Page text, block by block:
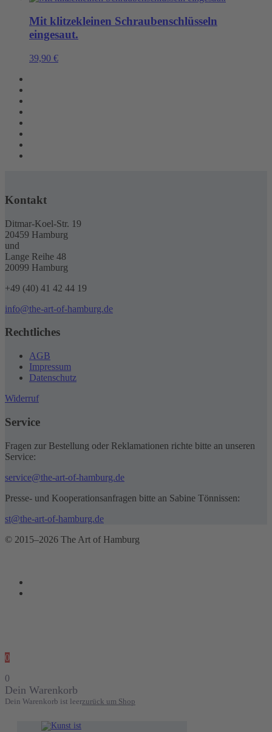
Mit klitzekleinen Schraubenschlüsseln
eingesaut.
39,90 €
Kontakt
Ditmar-Koel-Str. 19
20459 Hamburg
und
Lange Reihe 48
20099 Hamburg
+49 (40) 41 42 44 19
info@the-art-of-hamburg.de
Rechtliches
AGB
Impressum
Datenschutz
Widerruf
Service
Fragen zur Bestellung oder Reklamationen richte bitte an unseren
Service:
service@the-art-of-hamburg.de
Presse- und Kooperationsanfragen bitte an Sabine Tönnissen:
st@the-art-of-hamburg.de
© 2015–2026 The Art of Hamburg
0
0
Dein Warenkorb
Dein Warenkorb ist leerzurück um Shop